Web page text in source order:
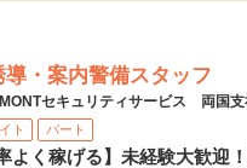
・案内警備スタッフ
セキュリティサービス 両国支
ト パート
よく稼げる】未経験大歓迎